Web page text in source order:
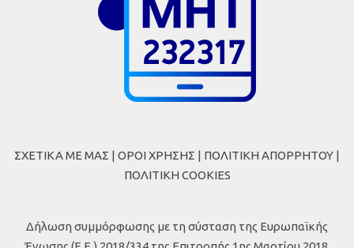
ΣΧΕΤΙΚΑ ΜΕ ΜΑΣ | ΟΡΟΙ ΧΡΗΣΗΣ | ΠΟΛΙΤΙΚΗ ΑΠΟΡΡΗΤΟΥ |
ΠΟΛΙΤΙΚΗ COOKIES
Δήλωση συμμόρφωσης με τη σύσταση της Ευρωπαϊκής